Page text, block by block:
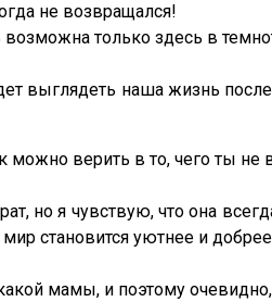
не возвращался!
только здесь в
выглядеть наша жизнь
верить в то, чего ты не
но я чувствую, что она
становится уютнее и
мамы, и поэтому очевидно,